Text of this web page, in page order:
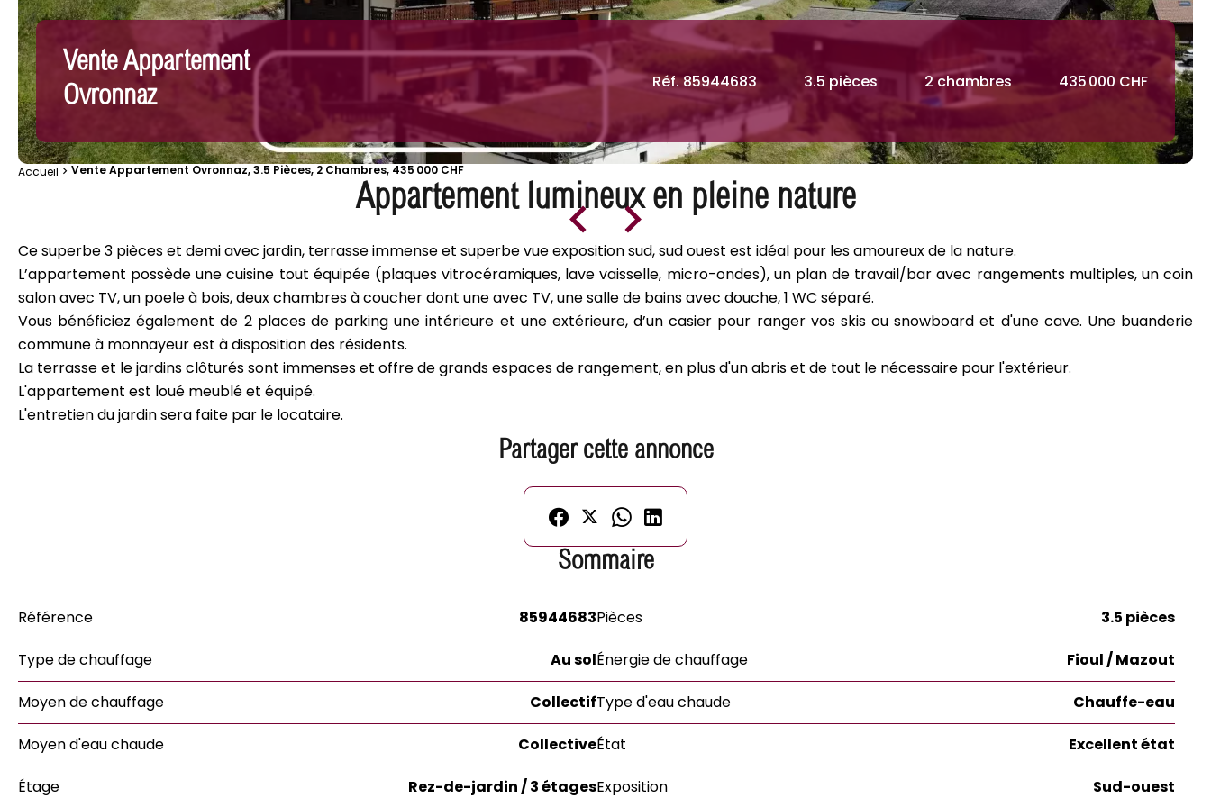
Vente Appartement
Ovronnaz
Réf. 85944683 3.5 pièces 2 chambres 435 000 CHF
Accueil Vente Appartement Ovronnaz, 3.5 Pièces, 2 Chambres, 435 000 CHF
Appartement lumineux en pleine nature
Ce superbe 3 pièces et demi avec jardin, terrasse immense et superbe vue exposition sud, sud ouest est idéal pour les amoureux de la nature.
L’appartement possède une cuisine tout équipée (plaques vitrocéramiques, lave vaisselle, micro-ondes), un plan de travail/bar avec rangements multiples, un coin
salon avec TV, un poele à bois, deux chambres à coucher dont une avec TV, une salle de bains avec douche, 1 WC séparé.
Vous bénéficiez également de 2 places de parking une intérieure et une extérieure, d’un casier pour ranger vos skis ou snowboard et d'une cave. Une buanderie
commune à monnayeur est à disposition des résidents.
La terrasse et le jardins clôturés sont immenses et offre de grands espaces de rangement, en plus d'un abris et de tout le nécessaire pour l'extérieur.
L'appartement est loué meublé et équipé.
L'entretien du jardin sera faite par le locataire.
Partager cette annonce
Sommaire
Référence 85944683Pièces 3.5 pièces
Type de chauffage Au solÉnergie de chauffage Fioul / Mazout
Moyen de chauffage CollectifType d'eau chaude Chauffe-eau
Moyen d'eau chaude CollectiveÉtat Excellent état
Étage Rez-de-jardin / 3 étagesExposition Sud-ouest